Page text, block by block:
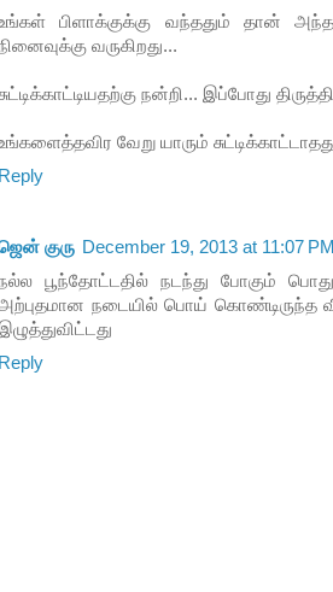
பிளாக்குக்கு வந்ததும் தான்
வருகிறது...
நன்றி... இப்போது
வேறு யாரும்
Reply
குரு December 19, 2013 at 11:07
பூந்தோட்டதில் நடந்து போகும்
நடையில் பொய் கொண்டிருந்த
Reply